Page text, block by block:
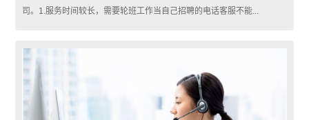
司。1.服务时间较长，需要轮班工作当自己招聘的电话客服不能...